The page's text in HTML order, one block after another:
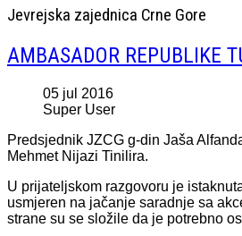
Jevrejska zajednica Crne Gore
AMBASADOR REPUBLIKE
05 jul 2016
Super User
Predsjednik JZCG g-din Jaša
Mehmet Nijazi Tinilira.
U prijateljskom razgovoru je
usmjeren na jačanje saradnje sa
strane su se složile da je potrebno